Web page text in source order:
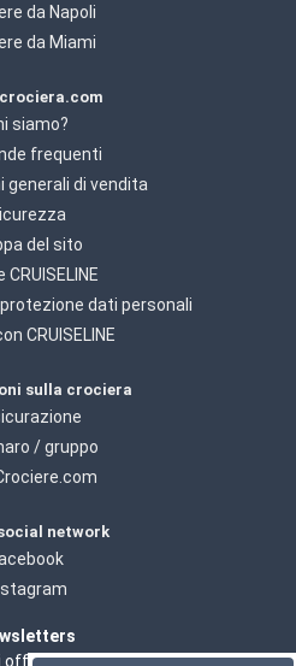
da Napoli
da Miami
siamo?
frequenti
generali di vendita
del sito
CRUISELINE
dati personali
CRUISELINE
sulla crociera
/ gruppo
network
offerte del momento